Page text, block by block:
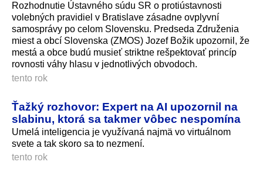
Rozhodnutie Ústavného súdu SR o protiústavnosti
volebných pravidiel v Bratislave zásadne ovplyvní
samosprávy po celom Slovensku. Predseda Združenia
miest a obcí Slovenska (ZMOS) Jozef Božik upozornil, že
mestá a obce budú musieť striktne rešpektovať princíp
rovnosti váhy hlasu v jednotlivých obvodoch.
tento rok
Ťažký rozhovor: Expert na AI upozornil na
slabinu, ktorá sa takmer vôbec nespomína
Umelá inteligencia je využívaná najmä vo virtuálnom
svete a tak skoro sa to nezmení.
tento rok